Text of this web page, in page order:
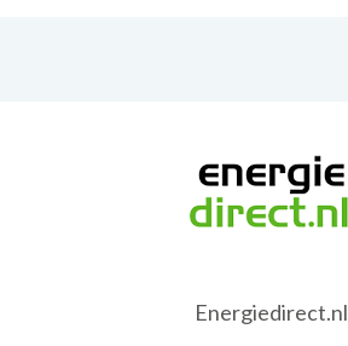
Energiedirect.nl